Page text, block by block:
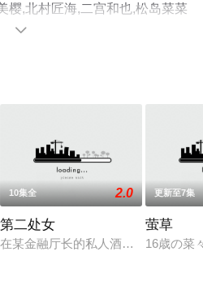
樱,北村匠海,二宫和也,松岛菜菜
实,原菜乃华,吉田钢太郎,细田佳
视剧，手机免费观看高清未

寺保（远藤宪一 饰）是一个勤勤
10集全 2.0
第二处女
在某金融厅长的私人酒会上，人过中
更新至7集
萤草
16歳の菜